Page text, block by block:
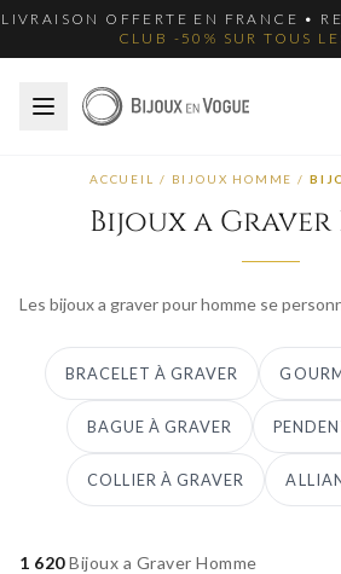
LIVRAISON OFFERTE EN FRANCE •
CLUB -50% SUR TOUS
ACCUEIL / BIJOUX HOMME /
Bijoux a Graver
BRACELET À GRAVER
BAGUE À GRAVER
COLLIER À GRAVER
1 620Bijoux a Graver Homme